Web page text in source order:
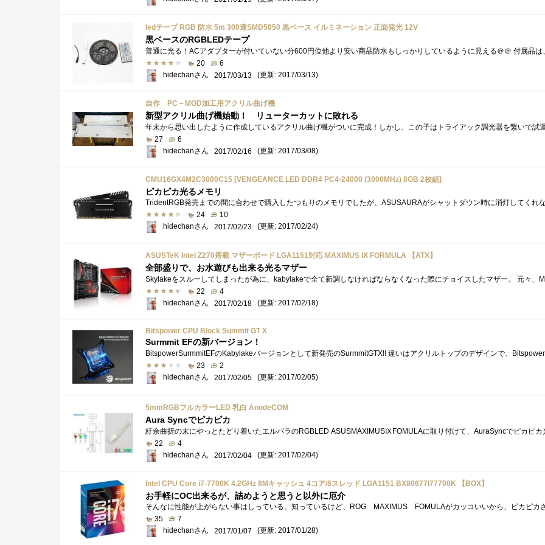
ledテープ RGB 防水 5m 300連SMD5050 黒ベース イルミネーション 正面発光 12V
黒ベースのRGBLEDテープ
20
6
hidechanさん
2017/03/13 (更新: 2017/03/13)
自作 PC－MOD加工用アクリル曲げ機
新型アクリル曲げ機始動！ リューターカットに敗れる
27
6
hidechanさん
2017/02/16 (更新: 2017/03/08)
CMU16GX4M2C3000C15 [VENGEANCE LED DDR4 PC4-24000 (3000MHz) 8GB 2枚組]
ピカピカ光るメモリ
24
10
hidechanさん
2017/02/23 (更新: 2017/02/24)
ASUSTeK Intel Z270搭載 マザーボード LGA1151対応 MAXIMUS IX FORMULA 【ATX】
全部盛りで、お水遊びも出来る光るマザー
22
4
hidechanさん
2017/02/18 (更新: 2017/02/18)
Bitspower CPU Block Summit GT X
Surmmit EFの新バージョン！
23
2
hidechanさん
2017/02/05 (更新: 2017/02/05)
5mmRGBフルカラーLED 乳白 AnodeCOM
Aura Syncでピカピカ
22
4
hidechanさん
2017/02/04 (更新: 2017/02/04)
Intel CPU Core i7-7700K 4.2GHz 8Mキャッシュ 4コア/8スレッド LGA1151 BX80677I77700K 【BOX】
お手軽にOC出来るが、詰めようと思うと以外に厄介
35
7
hidechanさん
2017/01/07 (更新: 2017/01/28)